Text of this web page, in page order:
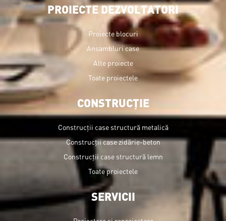
PROIECTE DEZVOLTATORI
Proiecte blocuri
Ansambluri case
Alte proiecte
Toate proiectele
CONSTRUCȚIE
Construcții case structură metalică
Construcții case zidărie-beton
Construcții case structură lemn
Toate proiectele
SERVICII